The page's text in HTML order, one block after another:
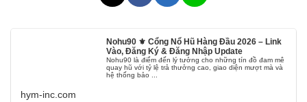
Nohu90 ⚜️ Cổng Nổ Hũ Hàng Đầu 2026 – Link
Vào, Đăng Ký & Đăng Nhập Update
Nohu90 là điểm đến lý tưởng cho những tín đồ đam mê
quay hũ với tỷ lệ trả thưởng cao, giao diện mượt mà và
hệ thống bảo ...
hym-inc.com